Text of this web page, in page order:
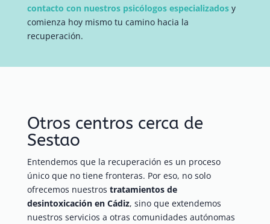
contacto con nuestros psicólogos especializados y
comienza hoy mismo tu camino hacia la
recuperación.
Otros centros cerca de
Sestao
Entendemos que la recuperación es un proceso
único que no tiene fronteras. Por eso, no solo
ofrecemos nuestros tratamientos de
desintoxicación en Cádiz, sino que extendemos
nuestros servicios a otras comunidades autónomas